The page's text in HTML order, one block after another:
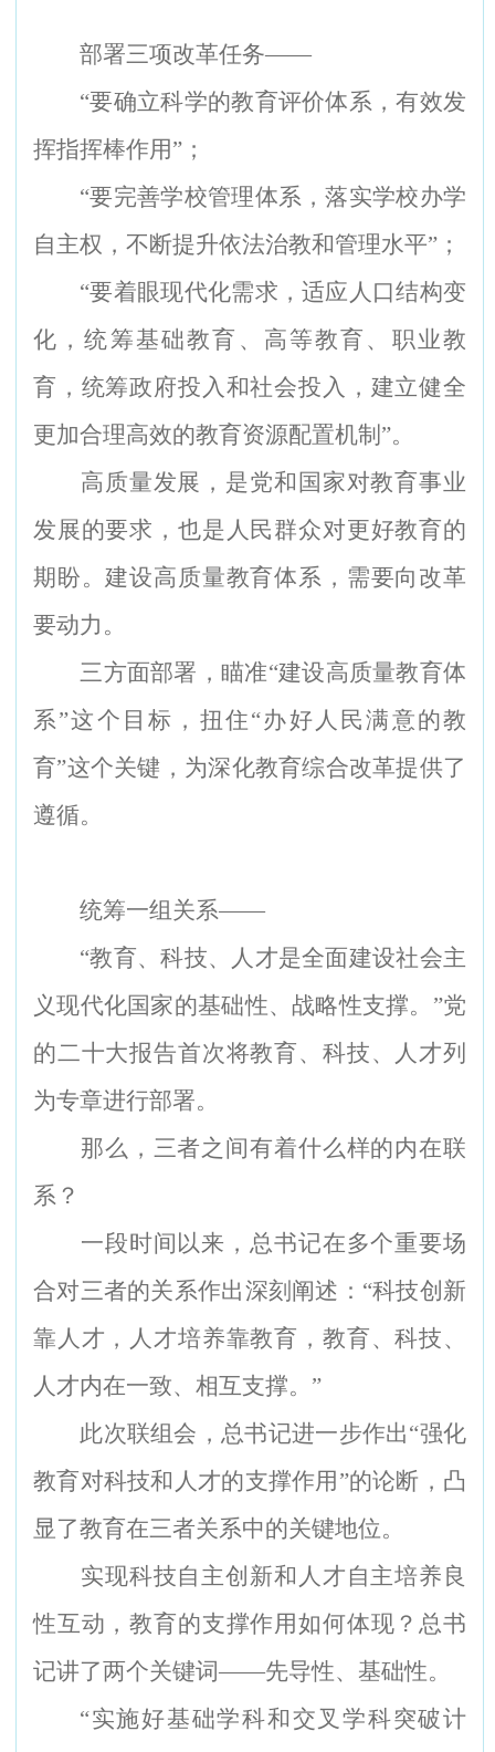
部署三项改革任务——
“要确立科学的教育评价体系，有效发
挥指挥棒作用”；
“要完善学校管理体系，落实学校办学
自主权，不断提升依法治教和管理水平”；
“要着眼现代化需求，适应人口结构变
化，统筹基础教育、高等教育、职业教
育，统筹政府投入和社会投入，建立健全
更加合理高效的教育资源配置机制”。
高质量发展，是党和国家对教育事业
发展的要求，也是人民群众对更好教育的
期盼。建设高质量教育体系，需要向改革
要动力。
三方面部署，瞄准“建设高质量教育体
系”这个目标，扭住“办好人民满意的教
育”这个关键，为深化教育综合改革提供了
遵循。
统筹一组关系——
“教育、科技、人才是全面建设社会主
义现代化国家的基础性、战略性支撑。”党
的二十大报告首次将教育、科技、人才列
为专章进行部署。
那么，三者之间有着什么样的内在联
系？
一段时间以来，总书记在多个重要场
合对三者的关系作出深刻阐述：“科技创新
靠人才，人才培养靠教育，教育、科技、
人才内在一致、相互支撑。”
此次联组会，总书记进一步作出“强化
教育对科技和人才的支撑作用”的论断，凸
显了教育在三者关系中的关键地位。
实现科技自主创新和人才自主培养良
性互动，教育的支撑作用如何体现？总书
记讲了两个关键词——先导性、基础性。
“实施好基础学科和交叉学科突破计